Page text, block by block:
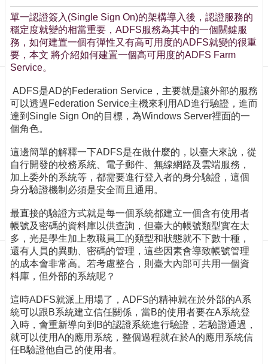
頁
絡
資
訂
閱/
取
消
網
站
導
覽
最
新
消
息
關
於
我
們
出
版
刊
單一認證簽入(Single Sign On)的架構導入後，認證服務的
穩定度就變的相當重要，ADFS服務為其中的一個關鍵服
務，如何建置一個有彈性又有高可用度的ADFS就變的很重
要，本文 將介紹如何建置一個高可用度的ADFS Farm
Service。
ADFS是AD的Federation Service，主要就是讓外部的服務
可以透過Federation Service主機來利用AD進行驗證，進而
達到Single Sign On的目標，為Windows Server裡面的一
個角色。
這邊簡單的解釋一下ADFS是在做什麼的，以臺大來說，從
自行開發的校務系統、電子郵件、無線網路及雲端服務，
加上委外的系統等，都需要進行登入者的身分驗證，這個
身分驗證機制必須是安全而且通用。
最直接的驗證方式就是每一個系統都建立一個含有使用者
帳號及密碼的資料庫以供查詢，但臺大的帳號類型實在太
多，光是學生加上教職員工的類型和狀態就不下數十種，
還有人員的異動、密碼的管理，這些因素會導致帳號管理
的成本會非常高。若考慮整合，則臺大內部可共用一個資
料庫，但外部的系統呢？
這時ADFS就派上用場了，ADFS的精神就在於外部的A系
統可以跟B系統建立信任關係，當B的使用者要在A系統登
入時，會重新導向到B的認證系統進行驗證，若驗證通過，
就可以使用A的應用系統，整個過程就在於A的應用系統信
任B驗證他自己的使用者。